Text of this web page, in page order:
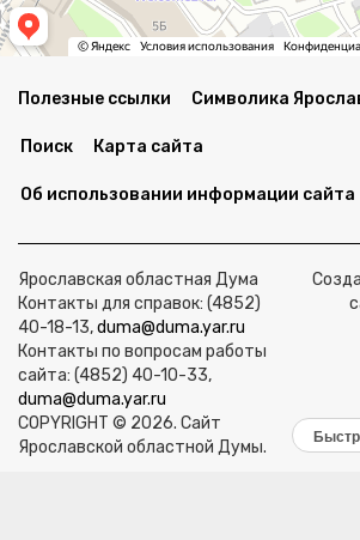
Полезные ссылки Символика
Поиск Карта сайта
Об использовании информации сайта
Ярославская областная Дума
Контакты для справок: (4852)
40-18-13,duma@duma.yar.ru
Контакты по вопросам работы
сайта: (4852) 40-10-33,
duma@duma.yar.ru
COPYRIGHT © 2026. Сайт
Ярославской областной Думы.